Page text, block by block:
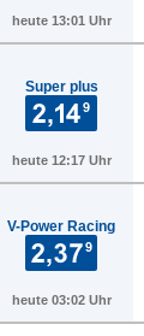
heute 13:01 Uhr
Super plus
heute 12:17 Uhr
V-Power Racing
heute 03:02 Uhr